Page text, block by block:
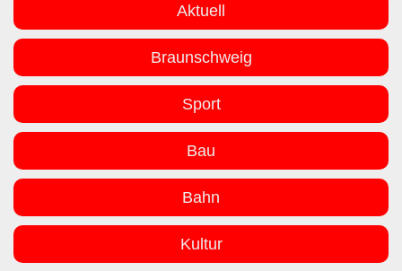
Aktuell
Braunschweig
Sport
Bau
Bahn
Kultur